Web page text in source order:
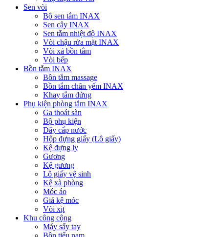
Sen vòi
Bộ sen tắm INAX
Sen cây INAX
Sen tắm nhiệt độ INAX
Vòi chậu rửa mặt INAX
Vòi xả bồn tắm
Vòi bếp
Bồn tắm INAX
Bồn tắm massage
Bồn tắm chân yếm INAX
Khay tắm đứng
Phụ kiện phòng tắm INAX
Ga thoát sàn
Bộ phụ kiện
Dây cấp nước
Hộp đựng giấy (Lô giấy)
Kệ đựng ly
Gương
Kệ gương
Lô giấy vệ sinh
Kệ xà phòng
Móc áo
Giá kệ móc
Vòi xịt
Khu công cộng
Máy sấy tay